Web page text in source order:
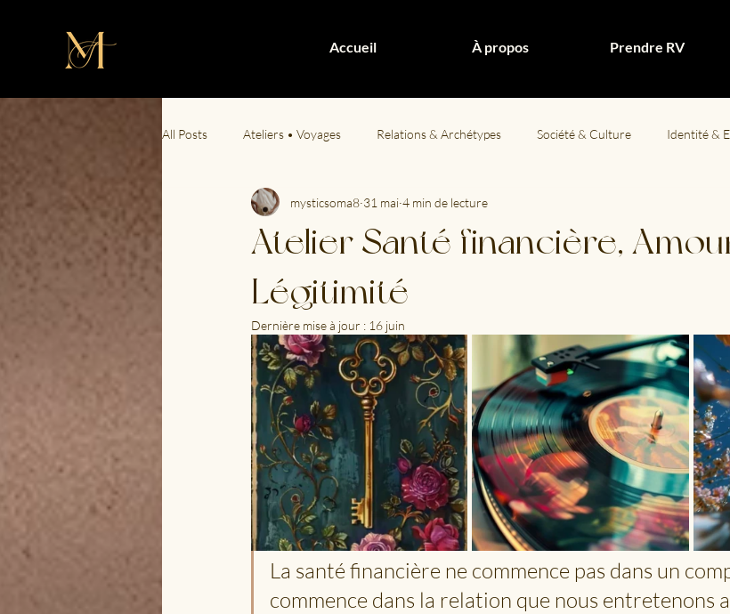
Accueil À propos Prendre RV
All Posts Ateliers • Voyages Relations & Archétypes Société & Culture Identité &
Plaisirs de vivre Intimité & Santé hormonale
Atelier Santé financière,
Légitimité
mysticsoma8 31 mai 4 min de lecture
Dernière mise à jour : 16 juin
La santé financière ne commence pas dans un
commence dans la relation que nous entretenons